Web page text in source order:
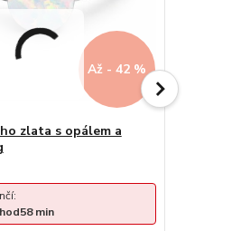
Až - 42 %
zlata s opálem a
58min